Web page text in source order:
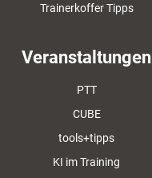
Trainerkoffer Tipps
Veranstaltungen
PTT
CUBE
tools+tipps
KI im Training